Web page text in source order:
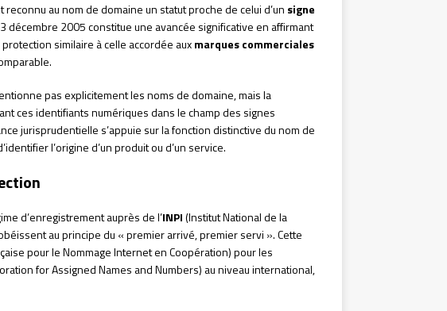
au nom de domaine un statut proche de celui d’un signe
décembre 2005 constitue une avancée significative en affirmant
similaire à celle accordée auxmarques commerciales
pas explicitement les noms de domaine, mais la
ces identifiants numériques dans le champ des signes
jurisprudentielle s’appuie sur la fonction distinctive du nom de
l’origine d’un produit ou d’un service.
d’enregistrement auprès de l’INPI(Institut National de la
au principe du « premier arrivé, premier servi ». Cette
pour le Nommage Internet en Coopération) pour les
for Assigned Names and Numbers) au niveau international,